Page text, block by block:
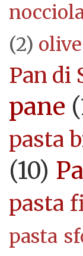
(2) olive
Pan di
pane
pasta
(10)
pasta
pasta